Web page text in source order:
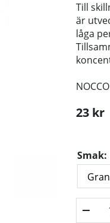
Till
är
låga
23 kr
Smak: